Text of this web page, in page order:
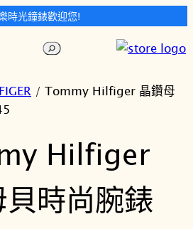
時光鐘錶歡迎您!
搜
/ Tommy Hilfiger 晶鑽母